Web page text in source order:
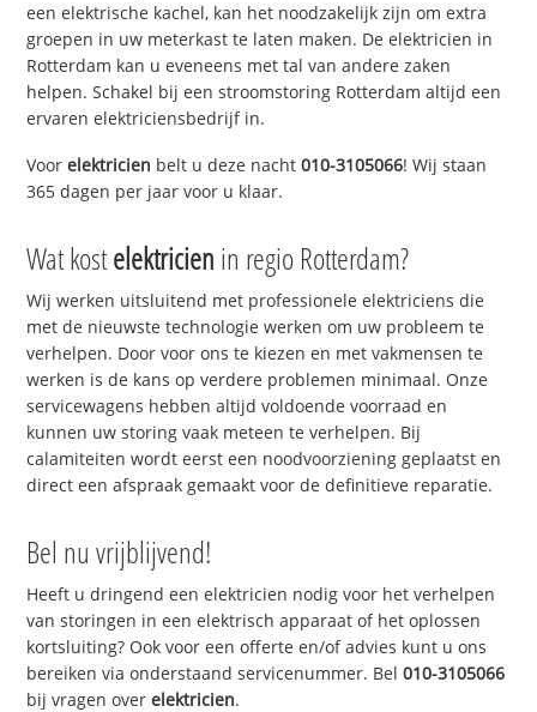
een elektrische kachel, kan het noodzakelijk zijn om extra
groepen in uw meterkast te laten maken. De elektricien in
Rotterdam kan u eveneens met tal van andere zaken
helpen. Schakel bij een stroomstoring Rotterdam altijd een
ervaren elektriciensbedrijf in.
Voorelektricien belt u deze nacht010-3105066! Wij staan
365 dagen per jaar voor u klaar.
Wat kostelektricien in regio Rotterdam?
Wij werken uitsluitend met professionele elektriciens die
met de nieuwste technologie werken om uw probleem te
verhelpen. Door voor ons te kiezen en met vakmensen te
werken is de kans op verdere problemen minimaal. Onze
servicewagens hebben altijd voldoende voorraad en
kunnen uw storing vaak meteen te verhelpen. Bij
calamiteiten wordt eerst een noodvoorziening geplaatst en
direct een afspraak gemaakt voor de definitieve reparatie.
Bel nu vrijblijvend!
Heeft u dringend een elektricien nodig voor het verhelpen
van storingen in een elektrisch apparaat of het oplossen
kortsluiting? Ook voor een offerte en/of advies kunt u ons
bereiken via onderstaand servicenummer. Bel010-3105066
bij vragen overelektricien.